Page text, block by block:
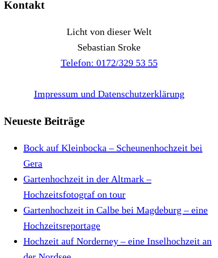
Kontakt
Licht von dieser Welt
Sebastian Sroke
Telefon: 0172/329 53 55
Impressum und Datenschutzerklärung
Neueste Beiträge
Bock auf Kleinbocka – Scheunenhochzeit bei
Gera
Gartenhochzeit in der Altmark –
Hochzeitsfotograf on tour
Gartenhochzeit in Calbe bei Magdeburg – eine
Hochzeitsreportage
Hochzeit auf Norderney – eine Inselhochzeit an